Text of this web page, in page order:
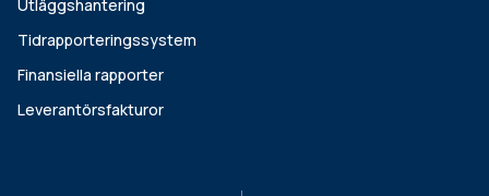
Utläggshantering
Tidrapporteringssystem
Finansiella rapporter
Leverantörsfakturor